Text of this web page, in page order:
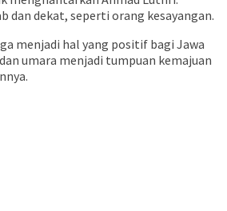
dan dekat, seperti orang kesayangan.
menjadi hal yang positif bagi Jawa
umara menjadi tumpuan kemajuan